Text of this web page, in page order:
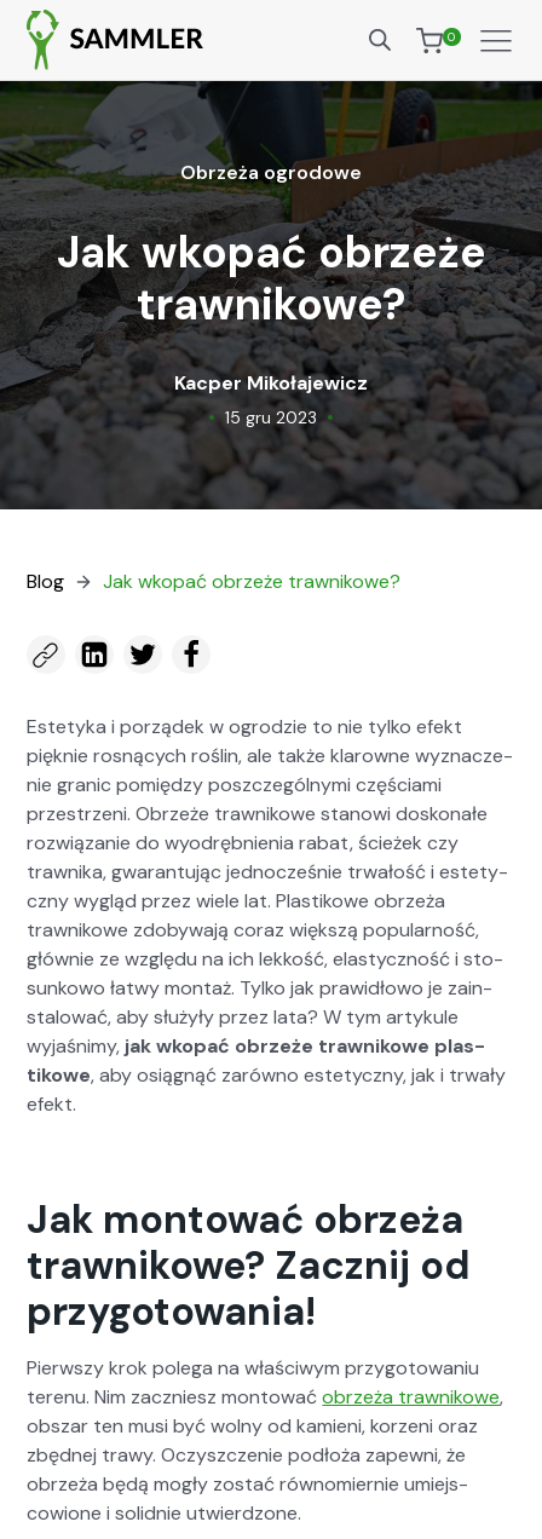
0
Obrzeża ogrodowe
Jak wkopać obrzeże
trawnikowe?
Kacper Mikołajewicz
• 15 gru 2023 •
Blog Jak wkopać obrzeże trawnikowe?
Este­ty­ka i porządek w ogrodzie to nie tylko efekt
pięknie ros­ną­cych roślin, ale także klarowne wyz­nacze­
nie granic pomiędzy poszczegól­ny­mi częś­ci­a­mi
przestrzeni. Obrzeże trawnikowe stanowi doskon­ałe
rozwiązanie do wyo­dręb­nienia rabat, ścieżek czy
trawni­ka, gwaran­tu­jąc jed­nocześnie trwałość i este­ty­
czny wygląd przez wiele lat. Plas­tikowe obrzeża
trawnikowe zdoby­wa­ją coraz więk­szą pop­u­larność,
głównie ze wzglę­du na ich lekkość, elasty­czność i sto­
sunkowo łatwy mon­taż. Tylko jak praw­idłowo je zain­
stalować, aby służyły przez lata? W tym artykule
wyjaśn­imy, jak wkopać obrzeże trawnikowe plas­
tikowe, aby osiągnąć zarówno este­ty­czny, jak i trwały
efekt.
Jak montować obrzeża
trawnikowe? Zacznij od
przygotowania!
Pier­wszy krok pole­ga na właś­ci­wym przy­go­towa­niu
terenu. Nim zaczniesz mon­towaćobrzeża trawnikowe,
obszar ten musi być wol­ny od kamieni, korzeni oraz
zbęd­nej trawy. Oczyszcze­nie podłoża zapewni, że
obrzeża będą mogły zostać równomiernie umiejs­
cowione i solid­nie utwierd­zone.